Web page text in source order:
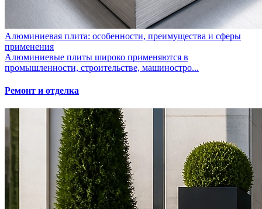
Алюминиевая плита: особенности, преимущества и сферы
применения
Алюминиевые плиты широко применяются в
промышленности, строительстве, машиностро...
Ремонт и отделка